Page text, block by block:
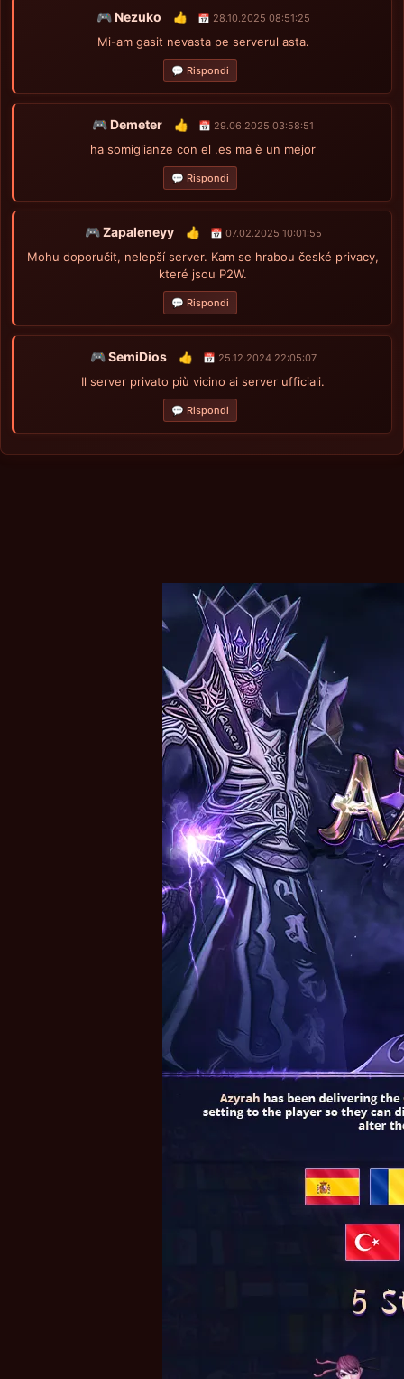
🎮 Nezuko 👍 📅 28.10.2025 08:51:25
Mi-am gasit nevasta pe serverul asta.
💬 Rispondi
🎮 Demeter 👍 📅 29.06.2025 03:58:51
ha somiglianze con el .es ma è un mejor
💬 Rispondi
🎮 Zapaleneyy 👍 📅 07.02.2025 10:01:55
Mohu doporučit, nelepší server. Kam se hrabou české privacy,
které jsou P2W.
💬 Rispondi
🎮 SemiDios 👍 📅 25.12.2024 22:05:07
Il server privato più vicino ai server ufficiali.
💬 Rispondi